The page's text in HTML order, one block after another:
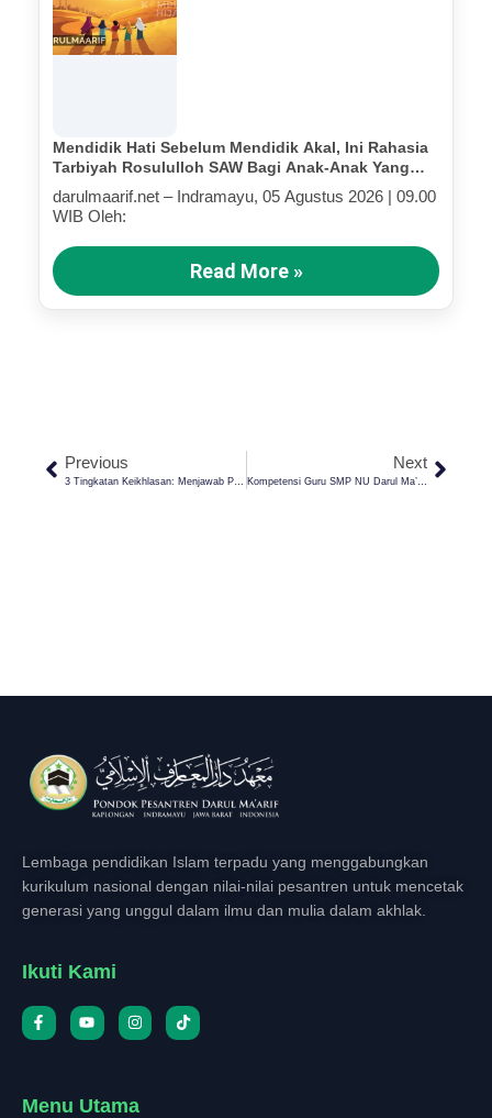
Mendidik Hati Sebelum Mendidik Akal, Ini Rahasia
Tarbiyah Rosululloh SAW Bagi Anak-Anak Yang
Terluka (Bagian III)
darulmaarif.net – Indramayu, 05 Agustus 2026 | 09.00
WIB Oleh:
Read More »
Previous Next
Kompetensi Guru SMP NU Darul Ma’arif Naik Signifikan Berkat Program Pembelajaran Mendalam
Lembaga pendidikan Islam terpadu yang menggabungkan
kurikulum nasional dengan nilai-nilai pesantren untuk mencetak
generasi yang unggul dalam ilmu dan mulia dalam akhlak.
Ikuti Kami
Menu Utama